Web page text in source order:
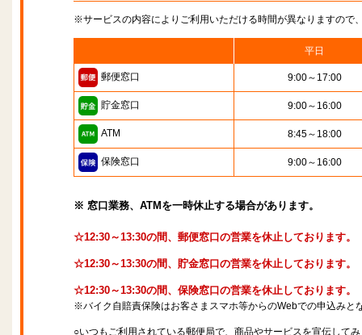
※サービスの内容によりご利用いただける時間が異なりますので
平日
郵便窓口 9:00～17:00
貯金窓口 9:00～16:00
ATM 8:45～18:00
保険窓口 9:00～16:00
※ 窓口業務、ATMを一時休止する場合があります。
☆12:30～13:30の間、郵便窓口の営業を休止しております。
☆12:30～13:30の間、貯金窓口の営業を休止しております。
☆12:30～13:30の間、保険窓口の営業を休止しております。
※バイク自賠責保険はお客さまスマホ等からのWebでの申込みと
○いつもご利用されている郵便局で、商品やサービスを宣伝して